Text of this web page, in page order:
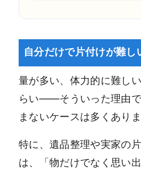
自分だけで片付けが難し
量が多い、体力的に難し
らい——そういった理由
まないケースは多くありま
特に、遺品整理や実家の
は、「物だけでなく思い